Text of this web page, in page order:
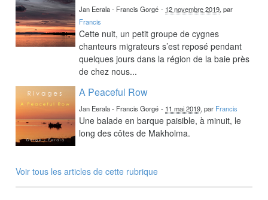
Jan Eerala - Francis Gorgé - 12 novembre 2019, par
Francis
Cette nuit, un petit groupe de cygnes
chanteurs migrateurs s’est reposé pendant
quelques jours dans la région de la baie près
de chez nous...
A Peaceful Row
Jan Eerala - Francis Gorgé - 11 mai 2019, par Francis
Une balade en barque paisible, à minuit, le
long des côtes de Makholma.
Voir tous les articles de cette rubrique